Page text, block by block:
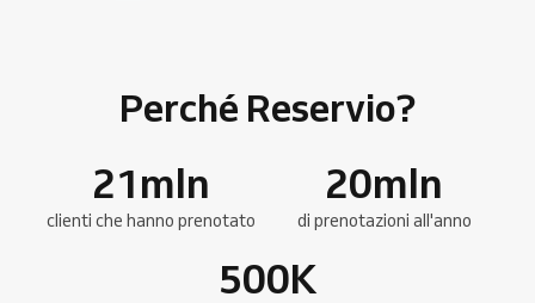
Perché Reservio?
21mln
clienti che hanno prenotato
20mln
di prenotazioni all'anno
500K